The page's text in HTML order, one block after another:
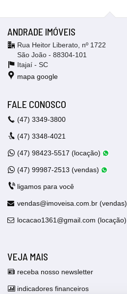
ANDRADE IMÓVEIS
Rua Heitor Liberato, nº 1722
São João - 88304-101
Itajaí - SC
mapa google
FALE CONOSCO
(47) 3349-3800
(47) 3348-4021
(47) 98423-5517 (locação)
(47) 99987-2513 (vendas)
ligamos para você
vendas@imoveisa.com.br (vendas)
locacao1361@gmail.com (locação)
VEJA MAIS
receba nosso newsletter
indicadores financeiros